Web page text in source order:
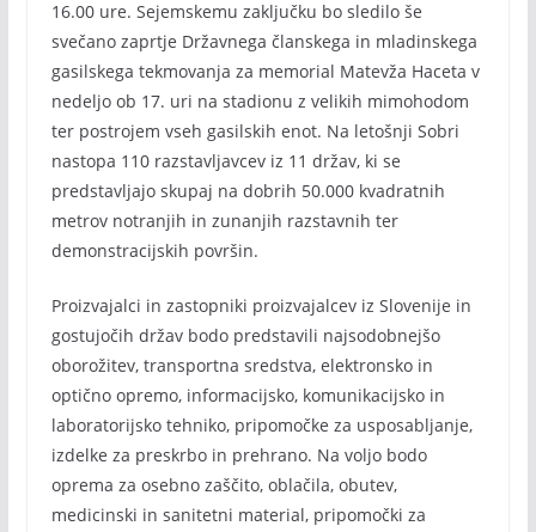
16.00 ure. Sejemskemu zaključku bo sledilo še
svečano zaprtje Državnega članskega in mladinskega
gasilskega tekmovanja za memorial Matevža Haceta v
nedeljo ob 17. uri na stadionu z velikih mimohodom
ter postrojem vseh gasilskih enot. Na letošnji Sobri
nastopa 110 razstavljavcev iz 11 držav, ki se
predstavljajo skupaj na dobrih 50.000 kvadratnih
metrov notranjih in zunanjih razstavnih ter
demonstracijskih površin.
Proizvajalci in zastopniki proizvajalcev iz Slovenije in
gostujočih držav bodo predstavili najsodobnejšo
oborožitev, transportna sredstva, elektronsko in
optično opremo, informacijsko, komunikacijsko in
laboratorijsko tehniko, pripomočke za usposabljanje,
izdelke za preskrbo in prehrano. Na voljo bodo
oprema za osebno zaščito, oblačila, obutev,
medicinski in sanitetni material, pripomočki za